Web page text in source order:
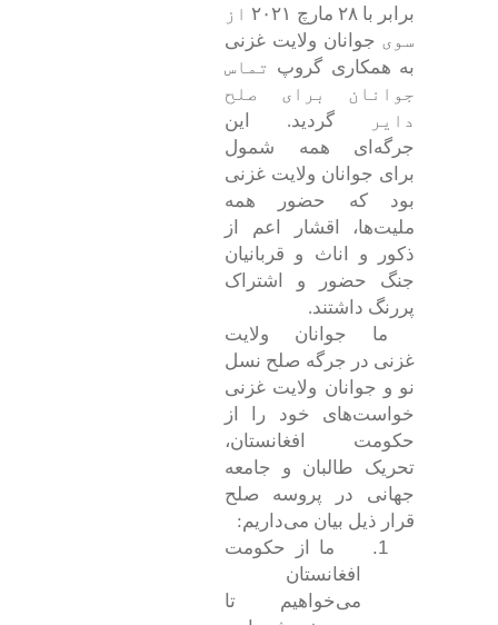
برابر با ۲۸ مارچ ۲۰۲۱
از
سوی جوانان ولایت غزنی
به همکاری گروپ تماس
جوانان برای صلح
دایرگردید. این
جرگه‌ای همه شمول
برای جوانان ولایت غزنی
بود که حضور همه
ملیت‌ها، اقشار اعم از
ذکور و اناث و قربانیان
جنگ حضور و اشتراک
پررنگ داشتند.
ما جوانان ولایت
غزنی در جرگه صلح نسل
نو و جوانان ولایت غزنی
خواست‌های خود را از
حکومت افغانستان،
تحریک طالبان و جامعه
جهانی در پروسه صلح
قرار ذیل بیان می‌داریم:
1.
ما از حکومت
افغانستان
می‌خواهیم تا